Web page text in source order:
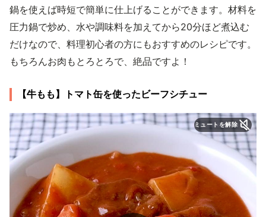
鍋を使えば時短で簡単に仕上げることができます。材料を
圧力鍋で炒め、水や調味料を加えてから20分ほど煮込む
だけなので、料理初心者の方にもおすすめのレシピです。
もちろんお肉もとろとろで、絶品ですよ！
【牛もも】トマト缶を使ったビーフシチュー
ミュートを解除